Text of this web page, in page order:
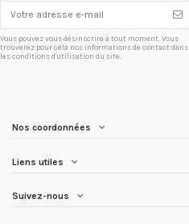
Vous pouvez vous désinscrire à tout moment. Vous
trouverez pour cela nos informations de contact dans
les conditions d'utilisation du site.
Nos coordonnées
Liens utiles
Suivez-nous